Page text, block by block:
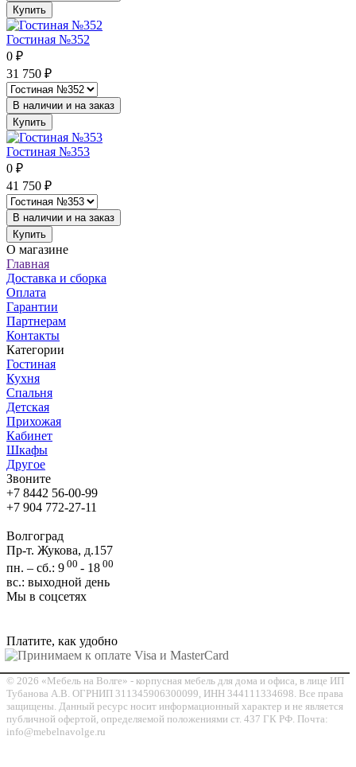
Купить
Гостиная №352
0 ₽
31 750 ₽
В наличии и на заказ
Купить
Гостиная №353
0 ₽
41 750 ₽
В наличии и на заказ
Купить
О магазине
Главная
Доставка и сборка
Оплата
Гарантии
Партнерам
Контакты
Категории
Гостиная
Кухня
Спальня
Детская
Прихожая
Кабинет
Шкафы
Другое
Звоните
+7 8442 56-00-99
+7 904 772-27-11
Волгоград
Пр-т. Жукова, д.157
пн. – сб.: 9 00 - 18 00
вс.: выходной день
Мы в соцсетях
Платите, как удобно
© 2026 «Мебель на Волге» - корпусная мебель для дома и офиса, в лице ИП
Тубанова А.В. ОГРНИП 311345906300099, ИНН 344111334698. Все права
защищены. Данный ресурс носит информационный характер и не является
публичной офертой, определяемой положениями ст. 437 ГК РФ. Почта:
info@mebelnavolge.ru